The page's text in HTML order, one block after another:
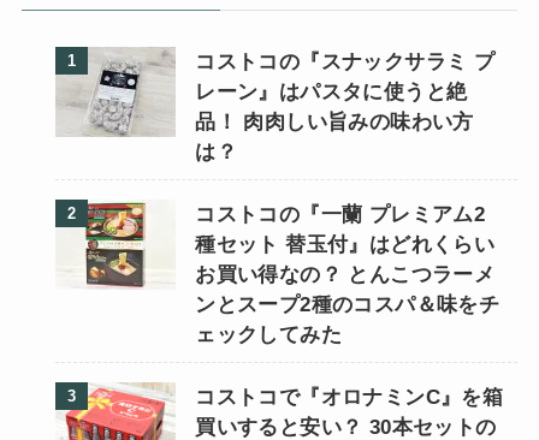
コストコの『スナックサラミ プ
レーン』はパスタに使うと絶
品！ 肉肉しい旨みの味わい方
は？
コストコの『一蘭 プレミアム2
種セット 替玉付』はどれくらい
お買い得なの？ とんこつラーメ
ンとスープ2種のコスパ＆味をチ
ェックしてみた
コストコで『オロナミンC』を箱
買いすると安い？ 30本セットの